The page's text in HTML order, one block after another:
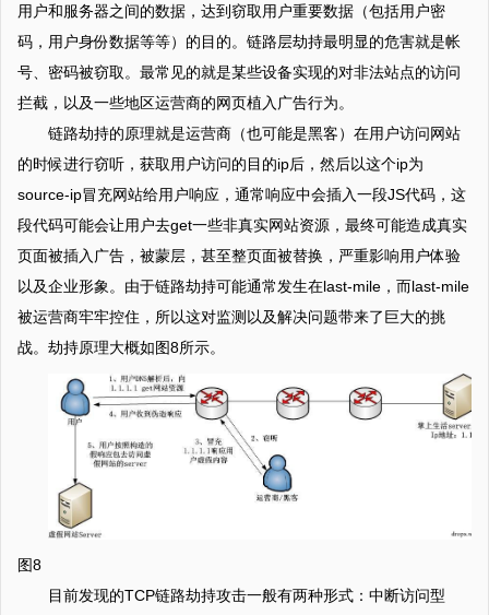
用户和服务器之间的数据，达到窃取用户重要数据（包括用户密
码，用户身份数据等等）的目的。链路层劫持最明显的危害就是帐
号、密码被窃取。最常见的就是某些设备实现的对非法站点的访问
拦截，以及一些地区运营商的网页植入广告行为。
链路劫持的原理就是运营商（也可能是黑客）在用户访问网站
的时候进行窃听，获取用户访问的目的ip后，然后以这个ip为
source-ip冒充网站给用户响应，通常响应中会插入一段JS代码，这
段代码可能会让用户去get一些非真实网站资源，最终可能造成真实
页面被插入广告，被蒙层，甚至整页面被替换，严重影响用户体验
以及企业形象。由于链路劫持可能通常发生在last-mile，而last-mile
被运营商牢牢控住，所以这对监测以及解决问题带来了巨大的挑
战。劫持原理大概如图8所示。
图8
目前发现的TCP链路劫持攻击一般有两种形式：中断访问型